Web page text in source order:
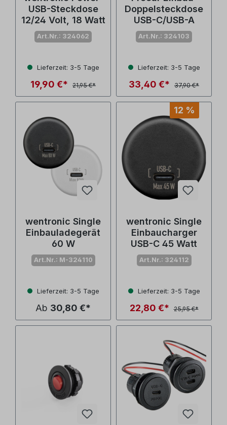
USB-Steckdose
12/24 Volt, 18 Watt
Art.Nr.: 324062
Lieferzeit: 3-5 Tage
19,90 €* 21,95 €*
Doppelsteckdose
USB-C/USB-A
Art.Nr.: 324103
Lieferzeit: 3-5 Tage
33,40 €* 37,90 €*
wentronic Single
Einbauladegerät
60 W
Art.Nr.: M-324110
Lieferzeit: 3-5 Tage
Ab 30,80 €*
12 %
wentronic Single
Einbaucharger
USB-C 45 Watt
Art.Nr.: 324112
Lieferzeit: 3-5 Tage
22,80 €* 25,95 €*